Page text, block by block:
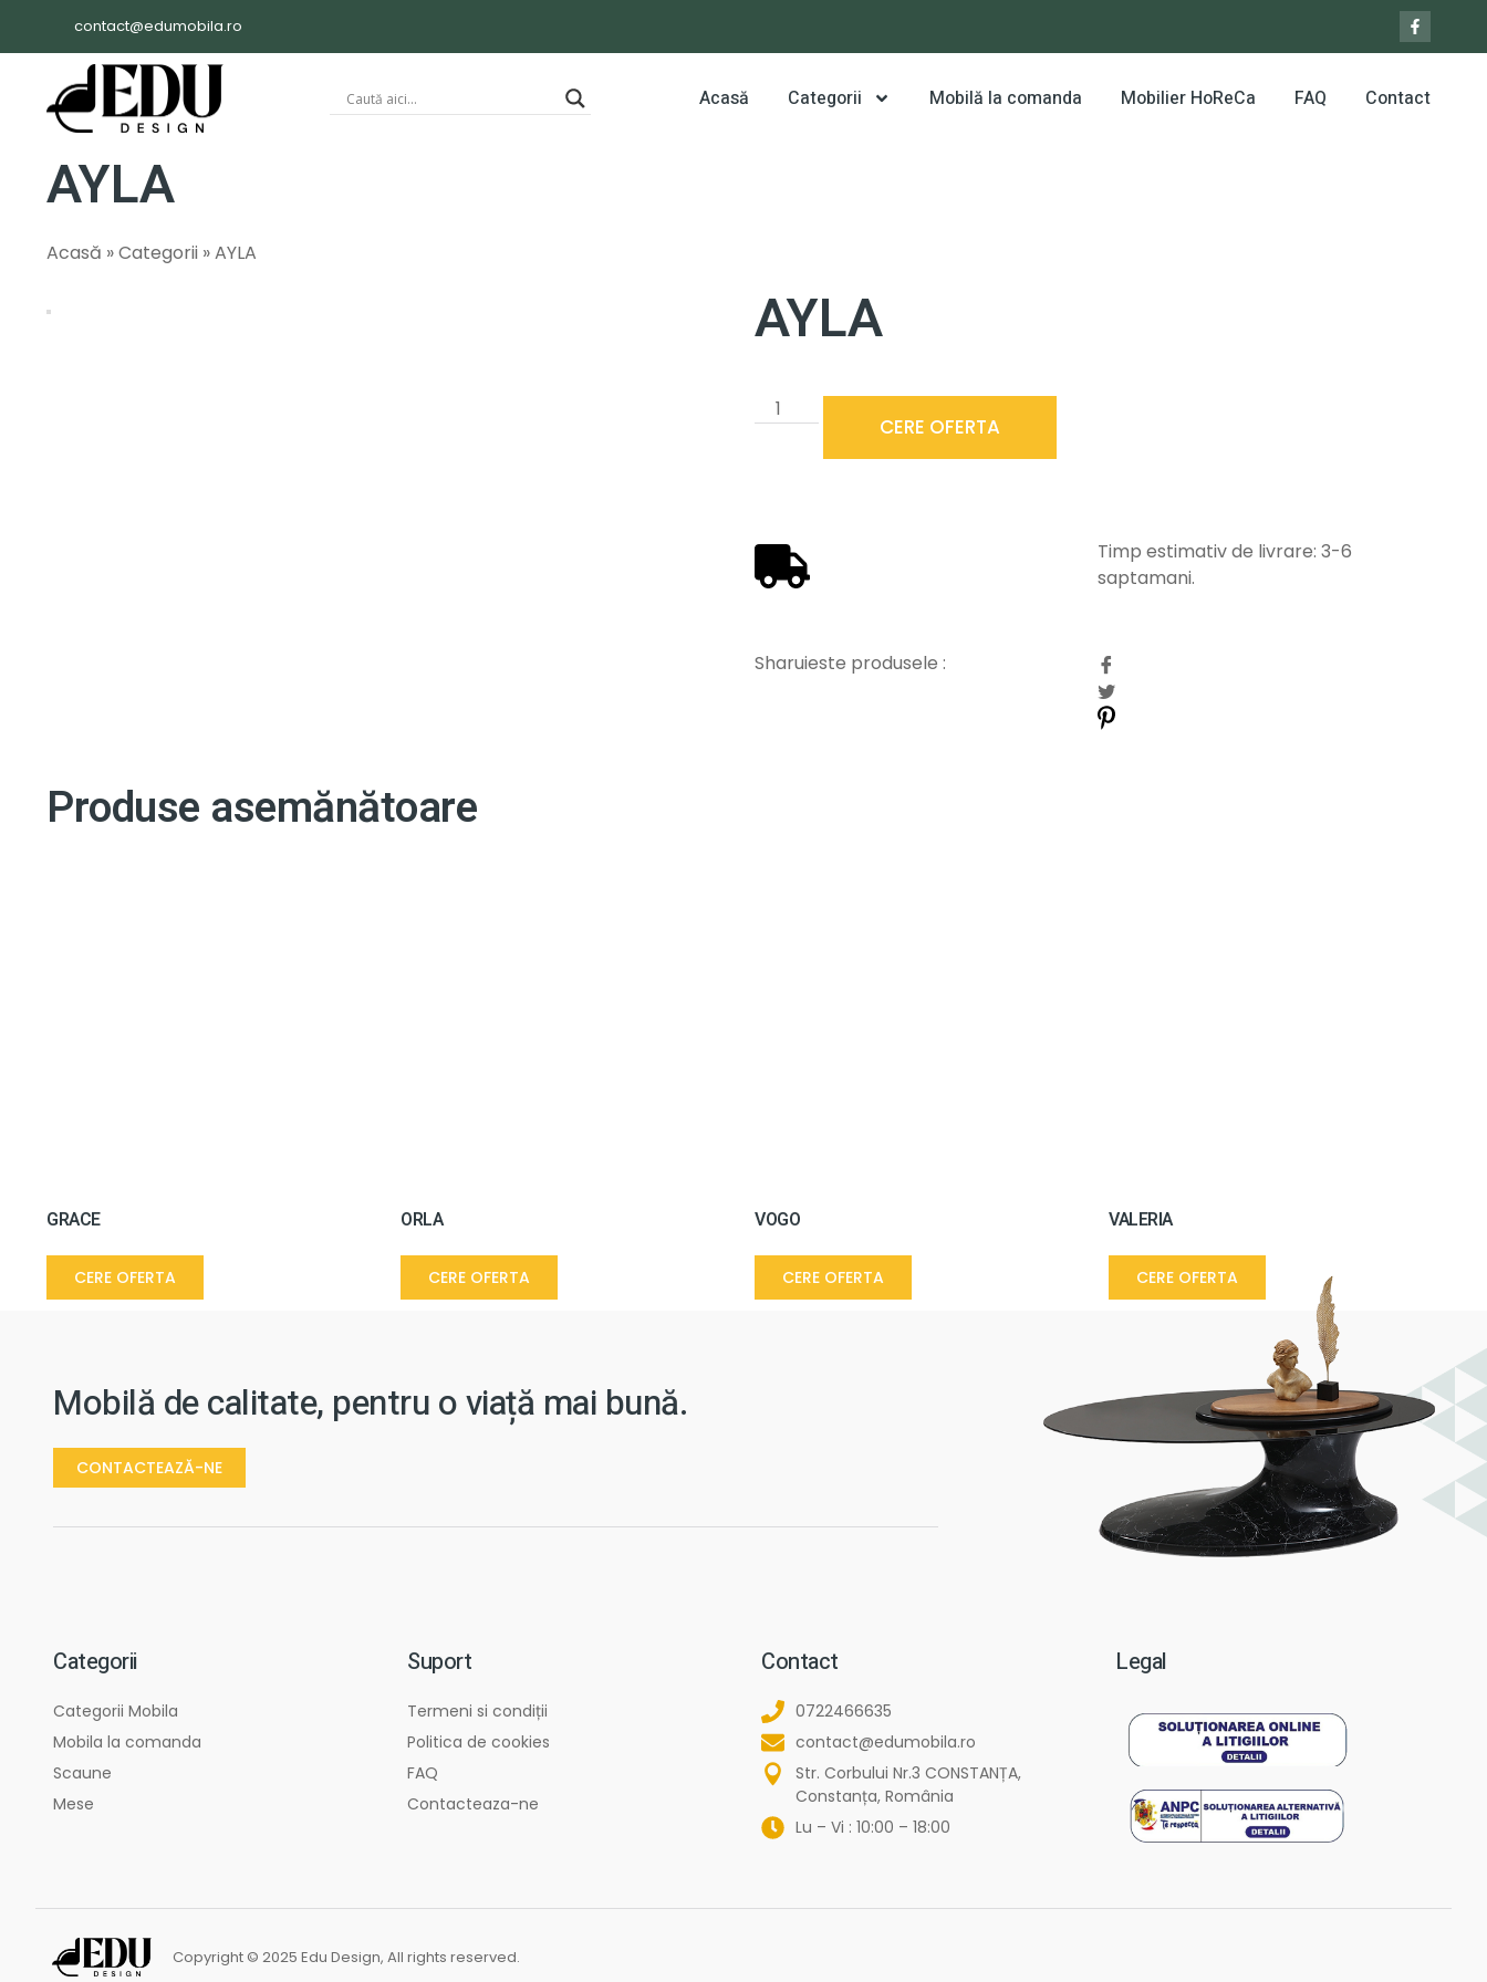
contact@edumobila.ro
Acasă Categorii Mobilă la comanda Mobilier HoReCa FAQ Contact
AYLA
Acasă »Categorii »AYLA
AYLA
CERE OFERTA
Timp estimativ de livrare: 3-6
saptamani.
Sharuieste produsele :
Produse asemănătoare
GRACE
CERE OFERTA
ORLA
CERE OFERTA
VOGO
CERE OFERTA
VALERIA
CERE OFERTA
Mobilă de calitate, pentru o viață mai bună.
CONTACTEAZĂ-NE
Categorii
Categorii Mobila
Mobila la comanda
Scaune
Mese
Suport
Termeni si condiții
Politica de cookies
FAQ
Contacteaza-ne
Contact
0722466635
contact@edumobila.ro
Str. Corbului Nr.3 CONSTANȚA,
Constanța, România
Lu – Vi : 10:00 – 18:00
Legal
Copyright © 2025 Edu Design, All rights reserved.